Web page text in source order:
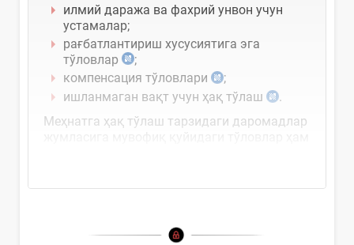
илмий даража ва фахрий унвон учун
устамалар;
рағбатлантириш хусусиятига эга
тўловлар
;
компенсация тўловлари
;
ишланмаган вақт учун ҳақ тўлаш
.
Меҳнатга ҳақ тўлаш тарзидаги даромадлар